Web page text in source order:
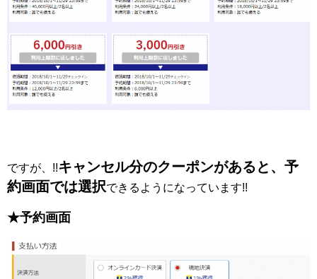
ですが、!!キャンセル分のクーポンがあると、予
約画面では選択できるようになっています!!
★予約画面